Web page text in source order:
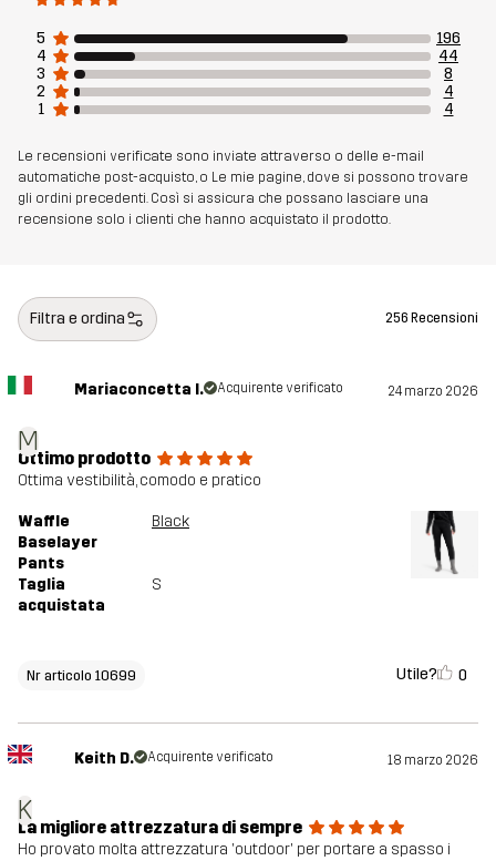
Sostenibilità Dettagli riciclati leggi qui
Realizzato per MULTIFUNZIONE
Numero di
10699_2017
5
196
4
44
3
8
2
4
1
4
Le recensioni verificate sono inviate attraverso o delle e-mail
automatiche post-acquisto, o Le mie pagine, dove si possono trovare
gli ordini precedenti. Così si assicura che possano lasciare una
recensione solo i clienti che hanno acquistato il prodotto.
Filtra e ordina 256 Recensioni
M
Mariaconcetta I. Acquirente verificato 24 marzo 2026
Ottimo prodotto
Ottima vestibilità, comodo e pratico
Waffle
Baselayer
Pants
Black
Taglia
acquistata
S
Nr articolo 10699 Utile? 0
K
Keith D. Acquirente verificato 18 marzo 2026
La migliore attrezzatura di sempre
Ho provato molta attrezzatura 'outdoor' per portare a spasso i